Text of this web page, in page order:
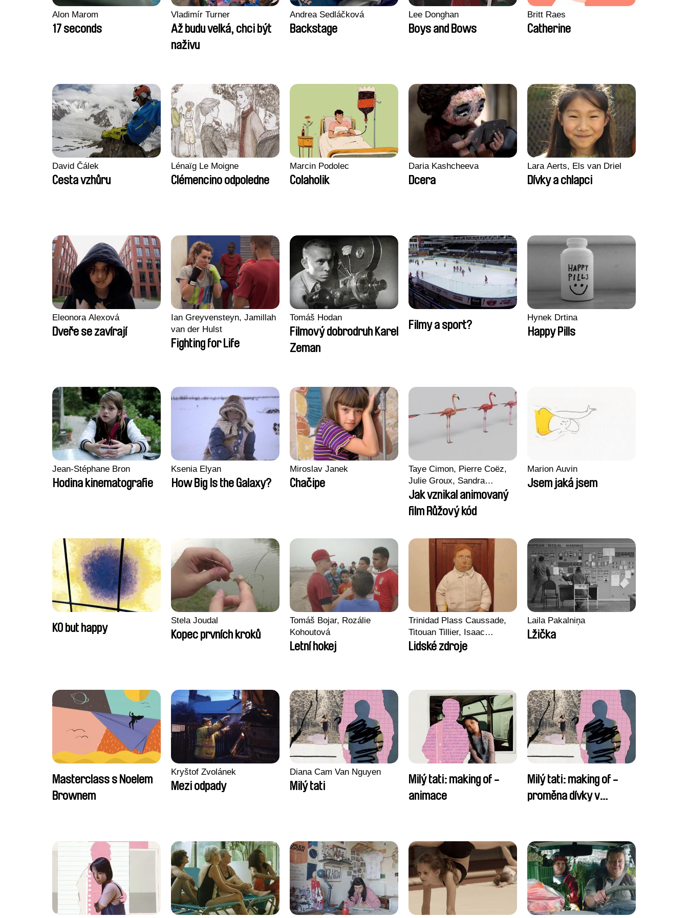
Alon Marom
17 seconds
Vladimír Turner
Až budu velká, chci být
naživu
Andrea Sedláčková
Backstage
Lee Donghan
Boys and Bows
Britt Raes
Catherine
David Čálek
Cesta vzhůru
Lénaïg Le Moigne
Clémencino odpoledne
Marcin Podolec
Colaholik
Daria Kashcheeva
Dcera
Lara Aerts, Els van Driel
Dívky a chlapci
Eleonora Alexová
Dveře se zavírají
Ian Greyvensteyn, Jamillah
van der Hulst
Fighting for Life
Tomáš Hodan
Filmový dobrodruh Karel
Zeman
Filmy a sport?
Hynek Drtina
Happy Pills
Jean-Stéphane Bron
Hodina kinematografie
Ksenia Elyan
How Big Is the Galaxy?
Miroslav Janek
Chačipe
Taye Cimon, Pierre Coëz,
Julie Groux, Sandra
Leydier, Manuarii Morel,
Romain Seisson
Jak vznikal animovaný
film Růžový kód
Marion Auvin
Jsem jaká jsem
KO but happy
Stela Joudal
Kopec prvních kroků
Tomáš Bojar, Rozálie
Kohoutová
Letní hokej
Trinidad Plass Caussade,
Titouan Tillier, Isaac
Wenzek
Lidské zdroje
Laila Pakalniņa
Lžička
Masterclass s Noelem
Brownem
Kryštof Zvolánek
Mezi odpady
Diana Cam Van Nguyen
Milý tati
Milý tati: making of -
animace
Milý tati: making of -
proměna dívky v